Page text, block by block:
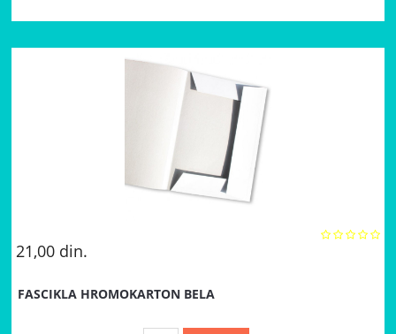
21,00 din.
FASCIKLA HROMOKARTON BELA